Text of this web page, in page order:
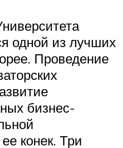
одной из лучших
Проведение
бизнес-
конек. Три